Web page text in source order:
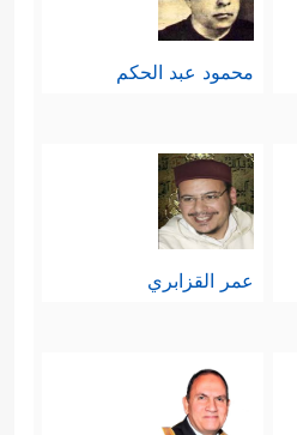
محمود عبد الحكم
عمر القزابري